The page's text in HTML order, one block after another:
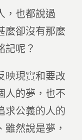
，也都說過
麼卻沒有那麼
記呢？
映現實和要改
人的夢，也不
求公義的人的
然說是夢，